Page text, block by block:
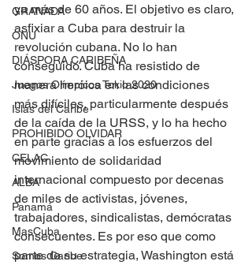
GRANADA
ONU
DIÁSPORA CARIBEÑA
Juegos Olímpicos Tokio 2020
Islas del Caribe
PROHIBIDO OLVIDAR
CELAC
ALBA
Panamá
MasCuba
Somos Caribe
ya más de 60 años. El objetivo es claro,
asfixiar a Cuba para destruir la
revolución cubana. No lo han
conseguido. Cuba ha resistido de
manera heróica en las condiciones
más difíciles, particularmente después
de la caída de la URSS, y lo ha hecho
en parte gracias a los esfuerzos del
movimiento de solidaridad
internacional compuesto por decenas
de miles de activistas, jóvenes,
trabajadores, sindicalistas, demócratas
consecuentes. Es por eso que como
parte de su estrategia, Washington está